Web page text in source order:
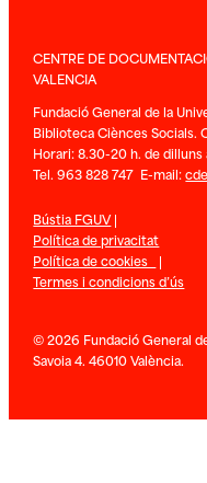
CENTRE DE
VALENCIA
Fundació General de la
Biblioteca Ciènces Socials.
Horari: 8.30-20 h. de dilluns
Tel. 963 828 747 E-mail:
Bústia FGUV|
Política de privacitat
Política de cookies |
Termes i condicions d’ús
© 2026 Fundació General
Savoia 4. 46010 València.